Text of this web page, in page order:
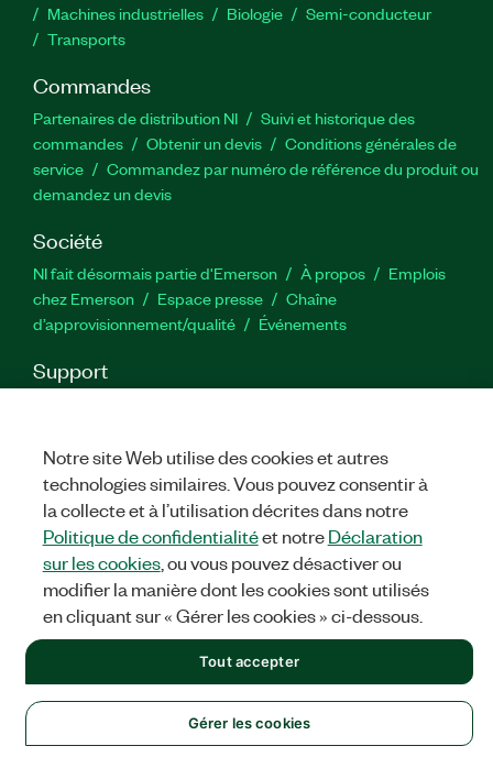
Machines industrielles
Biologie
Semi-conducteur
Transports
Commandes
Partenaires de distribution NI
Suivi et historique des
commandes
Obtenir un devis
Conditions générales de
service
Commandez par numéro de référence du produit ou
demandez un devis
Société
NI fait désormais partie d'Emerson À propos
Emplois
chez Emerson
Espace presse
Chaîne
d’approvisionnement/qualité
Événements
Support
service
Commentaires sur le site
TwitterYouTube
IMPRINT
©NATIONAL INSTRUMENTS CORP. TOUS DROITS RÉSERVÉS.
Notre site Web utilise des cookies et autres
technologies similaires. Vous pouvez consentir à
la collecte et à l’utilisation décrites dans notre
Politique de confidentialitéet notreDéclaration
sur les cookies, ou vous pouvez désactiver ou
modifier la manière dont les cookies sont utilisés
en cliquant sur « Gérer les cookies » ci-dessous.
Gérer les cookies
Tout accepter